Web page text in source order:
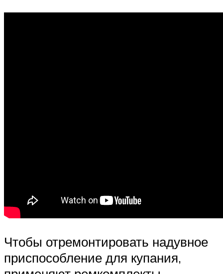
Чтобы отремонтировать надувное
приспособление для купания,